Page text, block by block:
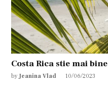
Costa Rica stie mai bine
by Jeanina Vlad 10/06/2023